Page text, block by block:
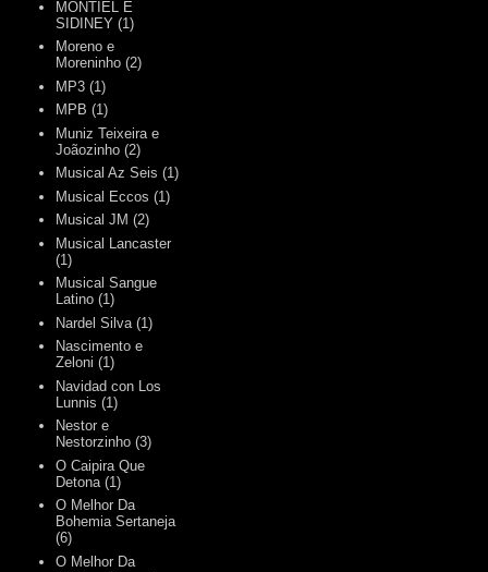
MONTIEL E
SIDINEY (1)
Moreno e
Moreninho (2)
MP3 (1)
MPB (1)
Muniz Teixeira e
Joãozinho (2)
Musical Az Seis (1)
Musical Eccos (1)
Musical JM (2)
Musical Lancaster
(1)
Musical Sangue
Latino (1)
Nardel Silva (1)
Nascimento e
Zeloni (1)
Navidad con Los
Lunnis (1)
Nestor e
Nestorzinho (3)
O Caipira Que
Detona (1)
O Melhor Da
Bohemia Sertaneja
(6)
O Melhor Da